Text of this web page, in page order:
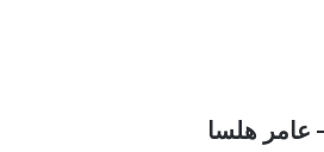
عامر هلسا